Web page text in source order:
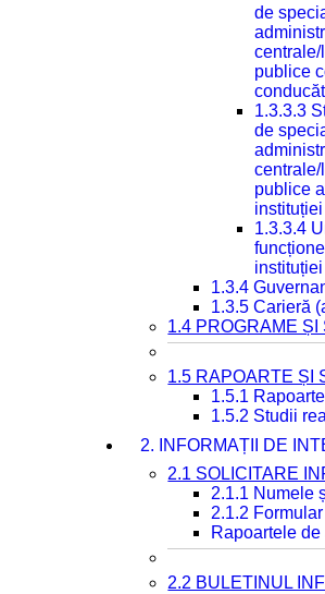
de
publice
1.3.3.3
de
publice
instituției
1.3.3.4
instituției
1.3.4
1.3.5 Carieră
1.4 PROGRAME ȘI
1.5 RAPOARTE ȘI
1.5.1
1.5.2 Studii
2. INFORMAȚII DE
2.1 SOLICITARE
2.1.1 Numele
2.1.2
Rapoartele
2.2 BULETINUL